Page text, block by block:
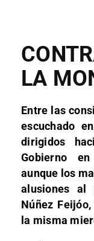
LA
Entre las
escuchado
dirigidos
Gobierno
aunque los
alusiones al
Núñez Feijóo,
la misma